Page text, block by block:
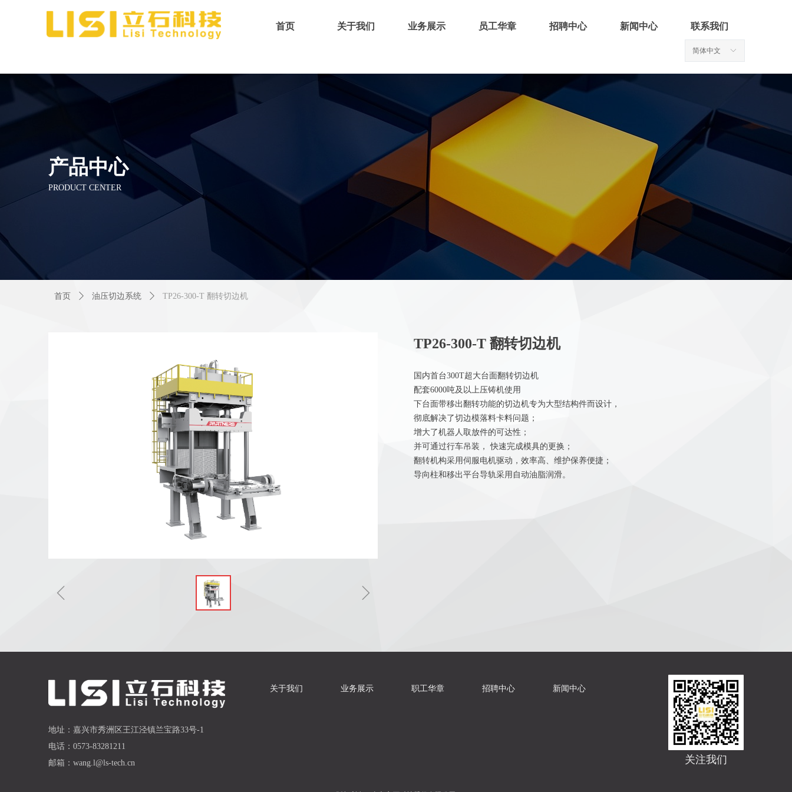
首页 关于我们 业务展示 员工华章 招聘中心 新闻中心 联系我们
ꀅ
简体中文
PRODUCT CENTER
产品中心
首页 ꄲ 油压切边系统 ꄲ TP26-300-T 翻转切边机
ꁆ ꁇ
TP26-300-T 翻转切边机
国内首台300T超大台面翻转切边机
配套6000吨及以上压铸机使用
下台面带移出翻转功能的切边机专为大型结构件而设计，
彻底解决了切边模落料卡料问题；
增大了机器人取放件的可达性；
并可通过行车吊装， 快速完成模具的更换；
翻转机构采用伺服电机驱动，效率高、维护保养便捷；
导向柱和移出平台导轨采用自动油脂润滑。
关注我们
地址： 嘉兴市秀洲区王江泾镇兰宝路33号-1
电话： 0573-83281211
邮箱： wang.l@ls-tech.cn
关于我们 业务展示 职工华章 招聘中心 新闻中心